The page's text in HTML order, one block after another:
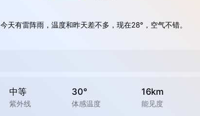
今天有雷阵雨，温度和昨天差不多，现在28°，空气不错。
中等
紫外线
30°
体感温度
16km
能见度